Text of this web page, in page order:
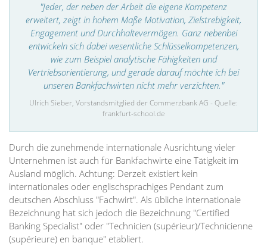
"Jeder, der neben der Arbeit die eigene Kompetenz
erweitert, zeigt in hohem Maße Motivation, Zielstrebigkeit,
Engagement und Durchhaltevermögen. Ganz nebenbei
entwickeln sich dabei wesentliche Schlüsselkompetenzen,
wie zum Beispiel analytische Fähigkeiten und
Vertriebsorientierung, und gerade darauf möchte ich bei
unseren Bankfachwirten nicht mehr verzichten."
Ulrich Sieber, Vorstandsmitglied der Commerzbank AG - Quelle:
frankfurt-school.de
Durch die zunehmende internationale Ausrichtung vieler
Unternehmen ist auch für Bankfachwirte eine Tätigkeit im
Ausland möglich. Achtung: Derzeit existiert kein
internationales oder englischsprachiges Pendant zum
deutschen Abschluss "Fachwirt". Als übliche internationale
Bezeichnung hat sich jedoch die Bezeichnung "Certified
Banking Specialist" oder "Technicien (supérieur)/Technicienne
(supérieure) en banque" etabliert.